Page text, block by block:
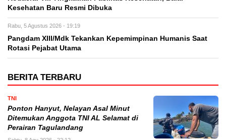
Kesehatan Baru Resmi Dibuka
Rabu, 5 Agustus 2026 - 19:19
Pangdam XIII/Mdk Tekankan Kepemimpinan Humanis Saat
Rotasi Pejabat Utama
BERITA TERBARU
TNI
Ponton Hanyut, Nelayan Asal Minut
Ditemukan Anggota TNI AL Selamat di
Perairan Tagulandang